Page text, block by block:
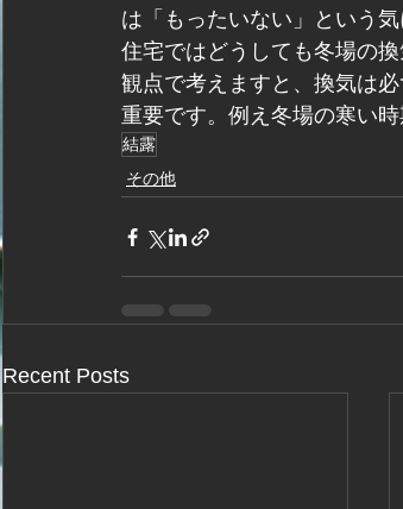
は「もったいない」という気
住宅ではどうしても冬場の
観点で考えますと、換気は
重要です。例え冬場の寒い
結露
その他
Recent Posts